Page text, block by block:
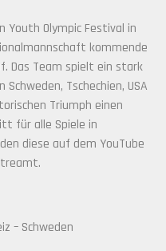
Youth Olympic Festival in
kommende
Das Team spielt ein stark
Tschechien, USA
Triumph einen
für alle Spiele in
diese auf dem YouTube